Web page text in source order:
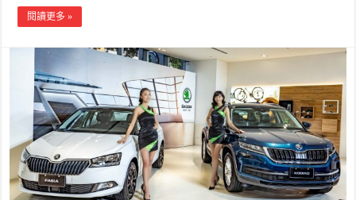
閱讀更多 »